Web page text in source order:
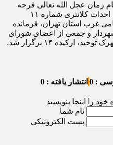
زمان عجل الله تعالی فرجه
الشریف آئین آغاز عملیات اجرایی احداث کلانتری شماره ۱۱
غرب استان تهران، فرمانده
شهردار و جمعی از اعضای شورای
۱۴ برگزار شد.
: 0 انتشار یافته : 0
خود را اینجا بنویسید
نام شما
پست الکترونیکی